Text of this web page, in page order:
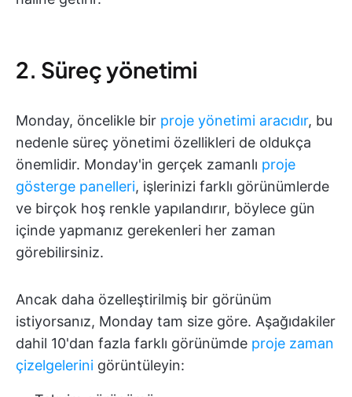
2. Süreç yönetimi
Monday, öncelikle bir proje yönetimi aracıdır, bu
nedenle süreç yönetimi özellikleri de oldukça
önemlidir. Monday'in gerçek zamanlı proje
gösterge panelleri, işlerinizi farklı görünümlerde
ve birçok hoş renkle yapılandırır, böylece gün
içinde yapmanız gerekenleri her zaman
görebilirsiniz.
Ancak daha özelleştirilmiş bir görünüm
istiyorsanız, Monday tam size göre. Aşağıdakiler
dahil 10'dan fazla farklı görünümde proje zaman
çizelgelerini görüntüleyin: